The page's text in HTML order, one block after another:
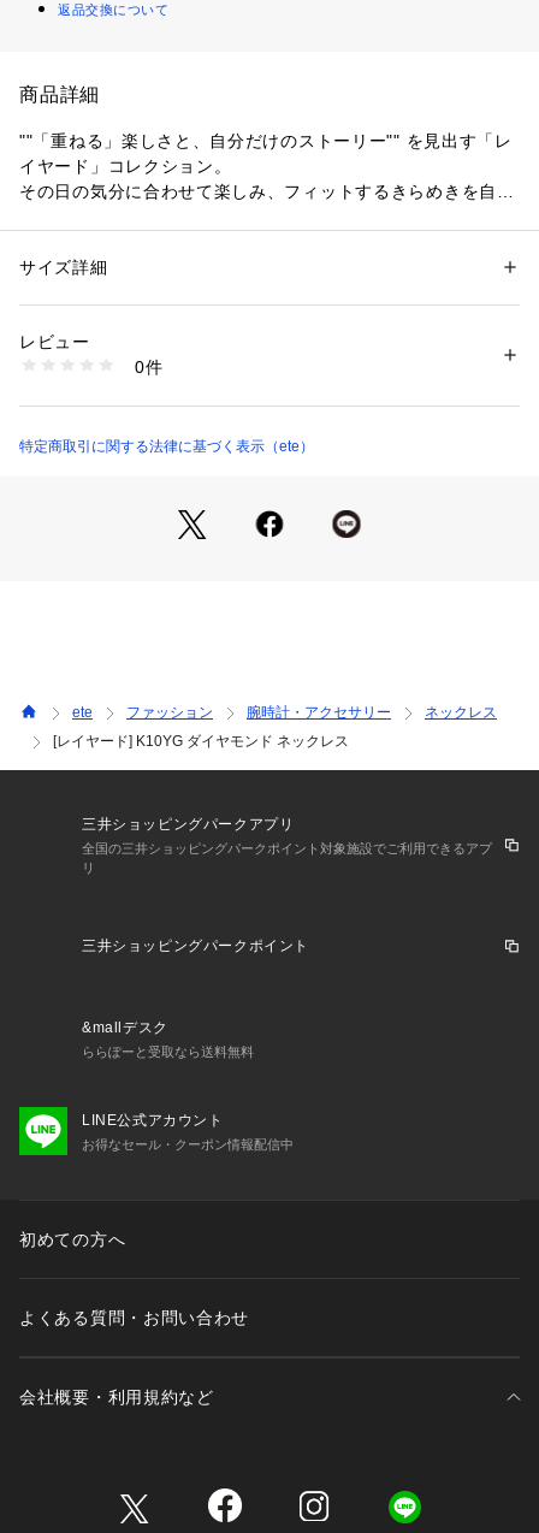
返品交換について
商品詳細
""「重ねる」楽しさと、自分だけのストーリー"" を見出す「レ
イヤード」コレクション。
その日の気分に合わせて楽しみ、フィットするきらめきを自由
花びらの繊細さまで写したデイジーモチーフは、中央にあしら
ベーシックに仕上げました。
1本で着ければ、肌に溶け込むような「静かな光」を。
サイズ直し：ダウン・アップともに有償にて可
※全国のeteショップにて承っております。
※使用石（パールを含む）は素材の特性により、色や形、風合
いなどが多少異なります。
性別：レディース
素材：K10イエローゴールド(ニッケルフリー)、 ダイヤモンド(0.003ct)
商品番号：
761886 （ショップ）
サイズ詳細
レビュー
0件
特定商取引に関する法律に基づく表示（ete）
ete ファッション 腕時計・アクセサリー
ネックレス
[レイヤード] K10YG ダイヤモンド ネックレス
三井ショッピングパークアプリ
全国の三井ショッピングパークポイント対象施設でご利用できるアプ
リ
三井ショッピングパークポイント
&mallデスク
ららぽーと受取なら送料無料
LINE公式アカウント
お得なセール・クーポン情報配信中
初めての方へ
よくある質問・お問い合わせ
会社概要・利用規約など